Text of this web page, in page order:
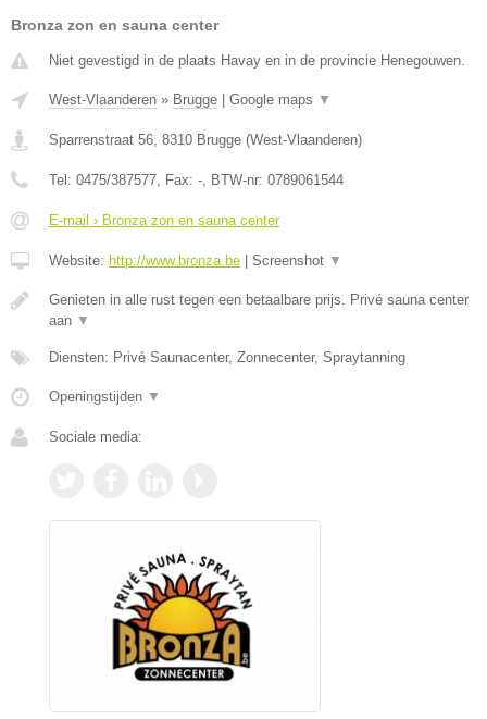
Bronza zon en sauna center
Niet gevestigd in de plaats Havay en in de provincie Henegouwen.
West-Vlaanderen » Brugge Google maps ▼
Sparrenstraat 56, 8310 Brugge (West-Vlaanderen)
Tel: 0475/387577, Fax: -, BTW-nr: 0789061544
E-mail › Bronza zon en sauna center
Website: http://www.bronza.be Screenshot ▼
Genieten in alle rust tegen een betaalbare prijs. Privé sauna center
aan ▼
Diensten: Privé Saunacenter, Zonnecenter, Spraytanning
Openingstijden ▼
Sociale media: